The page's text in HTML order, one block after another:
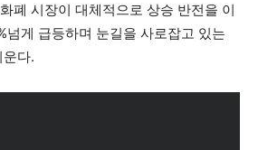
폐 시장이 대체적으로 상승 반전을 이
넘게 급등하며 눈길을 사로잡고 있는
다.